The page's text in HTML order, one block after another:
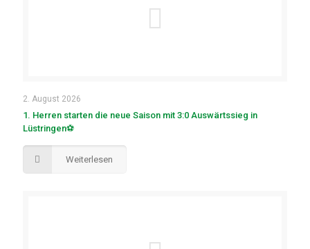
2. August 2026
1. Herren starten die neue Saison mit 3:0 Auswärtssieg in
Lüstringen⚽
Weiterlesen